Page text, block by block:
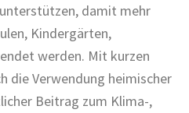
damit mehr
Kindergärten,
werden. Mit kurzen
die Verwendung heimischer
Beitrag zum Klima-,